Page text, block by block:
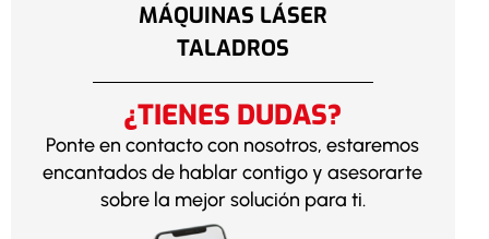
MÁQUINAS LÁSER
TALADROS
¿TIENES DUDAS?
Ponte en contacto con nosotros, estaremos
encantados de hablar contigo y asesorarte
sobre la mejor solución para ti.